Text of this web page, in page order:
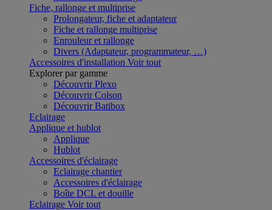
Fiche, rallonge et multiprise
Prolongateur, fiche et adaptateur
Fiche et rallonge multiprise
Enrouleur et rallonge
Divers (Adaptateur, programmateur, …)
Accessoires d'installation Voir tout
Explorer par gamme
Découvrir Plexo
Découvrir Colson
Découvrir Batibox
Eclairage
Applique et hublot
Applique
Hublot
Accessoires d'éclairage
Eclairage chantier
Accessoires d'éclairage
Boîte DCL et douille
Eclairage Voir tout